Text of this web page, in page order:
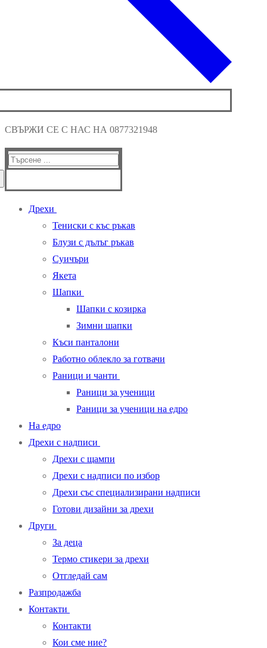
СВЪРЖИ СЕ С НАС НА 0877321948
Търсене
Дрехи
Тениски с къс ръкав
Блузи с дълъг ръкав
Суичъри
Якета
Шапки
Шапки с козирка
Зимни шапки
Къси панталони
Работно облекло за готвачи
Раници и чанти
Раници за ученици
Раници за ученици на едро
На едро
Дрехи с надписи
Дрехи с щампи
Дрехи с надписи по избор
Дрехи със специализирани надписи
Готови дизайни за дрехи
Други
За деца
Термо стикери за дрехи
Oтгледай сам
Разпродажба
Контакти
Контакти
Кои сме ние?